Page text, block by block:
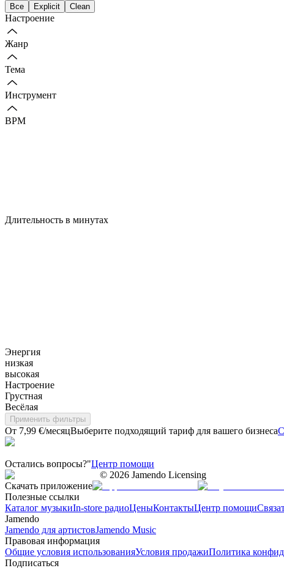
Все Explicit Clean
Настроение
Жанр
Тема
Инструмент
BPM
Длительность в минутах
Энергия
низкая
высокая
Настроение
Грустная
Весёлая
Применить фильтры
От 7,99 €/месяцВыберите подходящий тариф для вашего бизнеса
Остались вопросы?"Центр помощи
© 2026 Jamendo Licensing
Скачать приложение
Полезные ссылки
Каталог музыкиIn-store радиоЦеныКонтактыЦентр помощи
Jamendo
Jamendo для артистовJamendo Music
Правовая информация
Общие условия использованияУсловия продажиПолитика
Подписаться